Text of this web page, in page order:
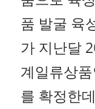
품 발굴 육
가 지난달
계일류상
를 확정한